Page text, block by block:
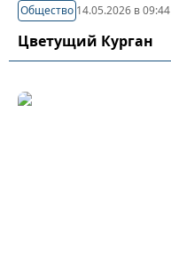
Общество 14.05.2026 в 09:44
Цветущий Курган